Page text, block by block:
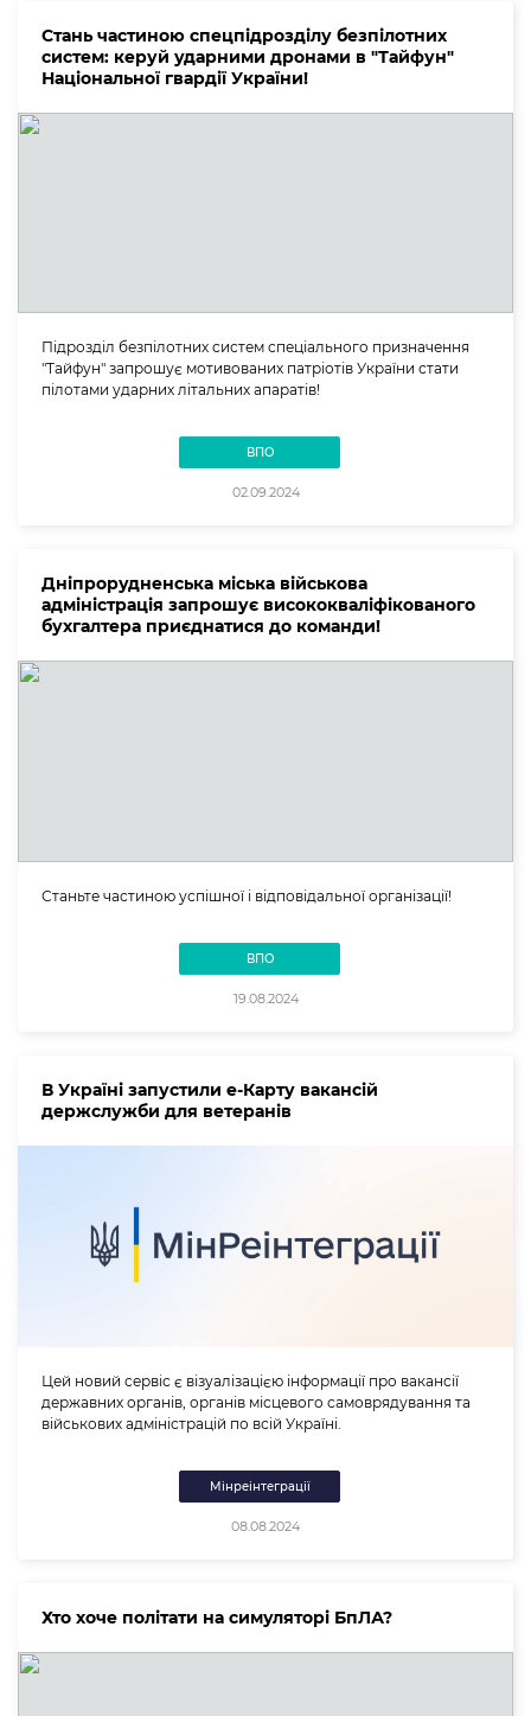
Стань частиною спецпідрозділу безпілотних
систем: керуй ударними дронами в "Тайфун"
Національної гвардії України!
Підрозділ безпілотних систем спеціального призначення
"Тайфун" запрошує мотивованих патріотів України стати
пілотами ударних літальних апаратів!
ВПО
02.09.2024
Дніпрорудненська міська військова
адміністрація запрошує висококваліфікованого
бухгалтера приєднатися до команди!
Станьте частиною успішної і відповідальної організації!
ВПО
19.08.2024
В Україні запустили е-Карту вакансій
держслужби для ветеранів
Цей новий сервіс є візуалізацією інформації про вакансії
державних органів, органів місцевого самоврядування та
військових адміністрацій по всій Україні.
Мінреінтеграції
08.08.2024
Хто хоче політати на симуляторі БпЛА?